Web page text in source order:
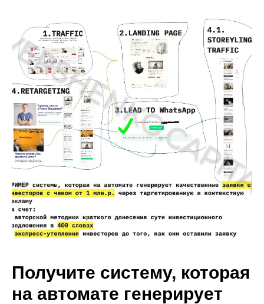
Получите систему, которая
на автомате генерирует